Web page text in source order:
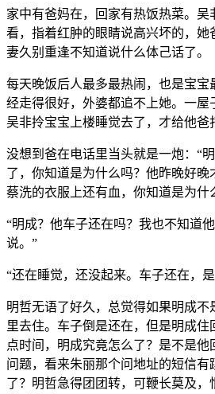
家中有爸妈在，回家有热饭热菜。吴
看，指着红肿的眼睛说高兴坏的，她
妻久别重逢不知道说什么体己话了。
每天晚饭后人最多最热闹，也是宝宝
经走得很好，外婆都追不上她。一屋
吴非拎宝宝上楼睡觉去了，才给他爸
没想到爸在电话里当头就是一炮：“
了，你知道是为什么吗？他昨晚好
蔡洗的衣服上还有血，你知道是为什
“明成？他车子还在吗？我也不知道
说。”
“还在睡觉，还没起来。车子还在，
明哲无语了好久，总觉得如果明成不
里去住。车子倒是还在，但是明成住
点时间，明成究竟怎么了？是不是他
问题，看来朱丽那个问地址的短信有
了？明哲急得团团转，可鞭长莫及，